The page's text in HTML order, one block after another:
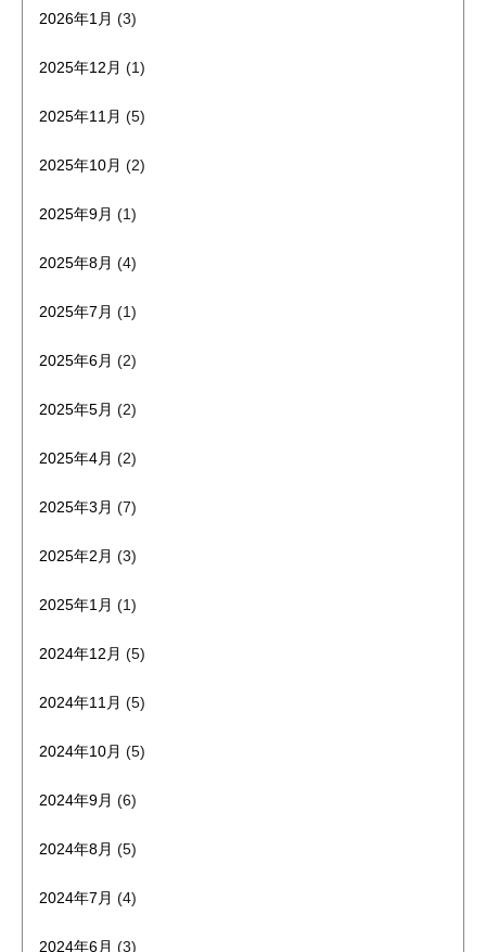
2026年1月 (3)
2025年12月 (1)
2025年11月 (5)
2025年10月 (2)
2025年9月 (1)
2025年8月 (4)
2025年7月 (1)
2025年6月 (2)
2025年5月 (2)
2025年4月 (2)
2025年3月 (7)
2025年2月 (3)
2025年1月 (1)
2024年12月 (5)
2024年11月 (5)
2024年10月 (5)
2024年9月 (6)
2024年8月 (5)
2024年7月 (4)
2024年6月 (3)